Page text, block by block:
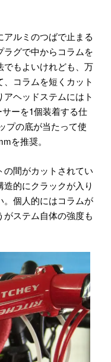
ルミのつばで止まる
ラグで中からコラムを
もよいけれども、万
コラムを短くカット
ヘッドステムにはト
ーを1個装着する仕
プの底が当たって使
を推奨。
間がカットされてい
的にクラックが入り
。個人的にはコラムが
ステム自体の強度も